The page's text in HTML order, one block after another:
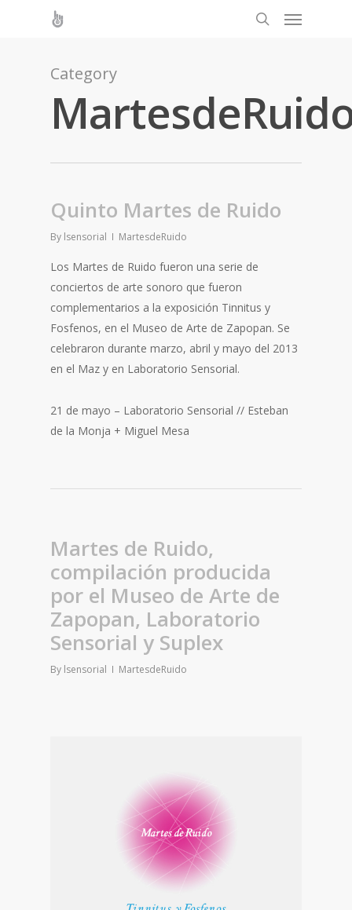
Category
Quinto Martes de Ruido
By lsensorial MartesdeRuido
Los Martes de Ruido fueron una serie de
conciertos de arte sonoro que fueron
complementarios a la exposición Tinnitus y
Fosfenos, en el Museo de Arte de Zapopan. Se
celebraron durante marzo, abril y mayo del 2013
en el Maz y en Laboratorio Sensorial.
21 de mayo – Laboratorio Sensorial // Esteban
de la Monja + Miguel Mesa
Martes de Ruido,
compilación producida
por el Museo de Arte de
Zapopan, Laboratorio
Sensorial y Suplex
By lsensorial MartesdeRuido